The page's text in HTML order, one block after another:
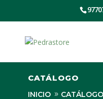
CATÁLOGO
INICIO CATÁLOGO